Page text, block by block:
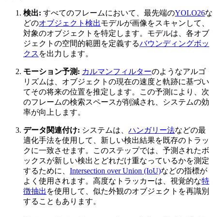
検出: すべてのフレームにおいて、最先端のYOLO26な
どのオブジェクト検出モデルが画像をスキャンして、
対象のオブジェクトを特定します。モデルは、各オブ
ジェクトの空間的範囲を定義するバウンディングボッ
クス を出力します。
モーション予測: カルマンフィルターのようなアルゴ
リズムは、オブジェクトの現在の速度と軌跡に基づい
てその将来の位置を推定します。この予測により、次
のフレームの検索スペースが削減され、システムの効
率が向上します。
データ関連付け: システムは、 ハンガリー法などの最
適化手法を使用して、新しい検出結果を既存のトラッ
クに一致させます。このステップでは、予測されたボ
ックスが新しい検出とどれだけ重なっているかを測定
するために、 Intersection over Union (IoU)などの指標が
よく使用されます。高度なトラッカーは、視覚的な特
徴抽出 を使用して、似た外観のオブジェクトを再識別
することもあります。